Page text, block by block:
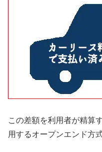
この差額を利用者が精算
用するオープンエンド方